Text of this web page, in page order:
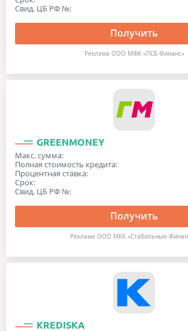
Свид. ЦБ РФ №:
Получить
Реклама ООО МФК «ПСБ Финанс»
GREENMONEY
Макс. сумма:
Полная стоимость кредита:
Процентная ставка:
Срок:
Свид. ЦБ РФ №:
Получить
Реклама ООО МКК «Стабильные
KREDISKA